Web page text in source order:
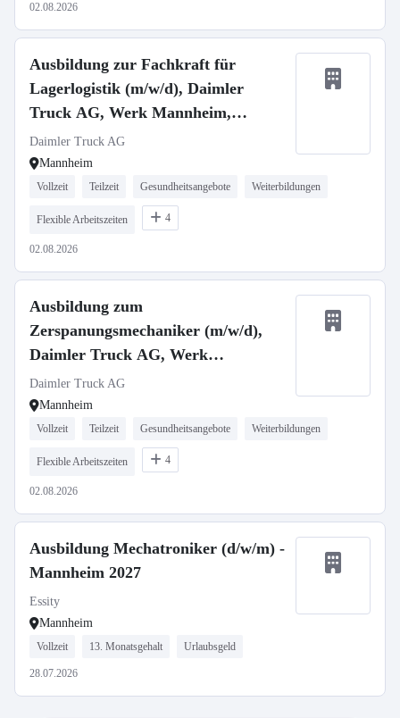
02.08.2026
Ausbildung zur Fachkraft für
Lagerlogistik (m/w/d), Daimler
Truck AG, Werk Mannheim,
Ausbildungsbeginn 13.09.2027
Daimler Truck AG
Mannheim
Vollzeit Teilzeit Gesundheitsangebote Weiterbildungen
Flexible Arbeitszeiten 4
02.08.2026
Ausbildung zum
Zerspanungsmechaniker (m/w/d),
Daimler Truck AG, Werk
Mannheim, Ausbildungsbeginn
13.09.2027
Daimler Truck AG
Mannheim
Vollzeit Teilzeit Gesundheitsangebote Weiterbildungen
Flexible Arbeitszeiten 4
02.08.2026
Ausbildung Mechatroniker (d/w/m) -
Mannheim 2027
Essity
Mannheim
Vollzeit 13. Monatsgehalt Urlaubsgeld
28.07.2026